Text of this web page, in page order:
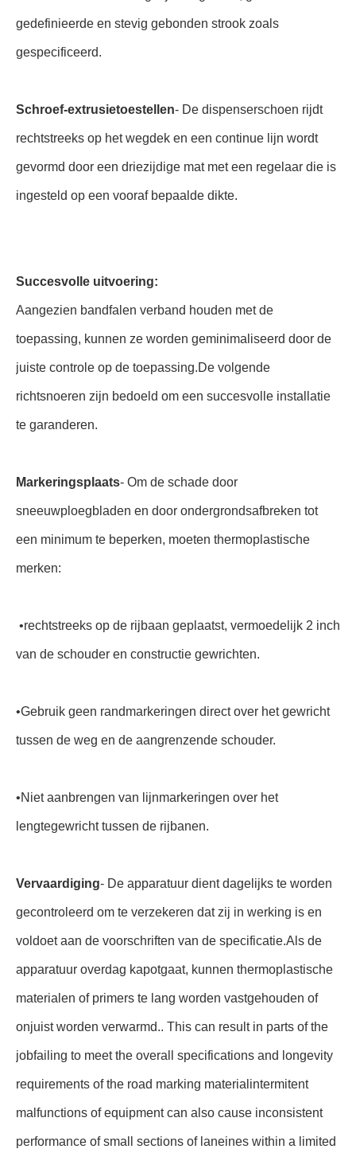
gedefinieerde en stevig gebonden strook zoals
gespecificeerd.
Schroef-extrusietoestellen- De dispenserschoen rijdt
rechtstreeks op het wegdek en een continue lijn wordt
gevormd door een driezijdige mat met een regelaar die is
ingesteld op een vooraf bepaalde dikte.
Succesvolle uitvoering:
Aangezien bandfalen verband houden met de
toepassing, kunnen ze worden geminimaliseerd door de
juiste controle op de toepassing.De volgende
richtsnoeren zijn bedoeld om een succesvolle installatie
te garanderen.
Markeringsplaats- Om de schade door
sneeuwploegbladen en door ondergrondsafbreken tot
een minimum te beperken, moeten thermoplastische
merken:
•rechtstreeks op de rijbaan geplaatst, vermoedelijk 2 inch
van de schouder en constructie gewrichten.
•Gebruik geen randmarkeringen direct over het gewricht
tussen de weg en de aangrenzende schouder.
•Niet aanbrengen van lijnmarkeringen over het
lengtegewricht tussen de rijbanen.
Vervaardiging- De apparatuur dient dagelijks te worden
gecontroleerd om te verzekeren dat zij in werking is en
voldoet aan de voorschriften van de specificatie.Als de
apparatuur overdag kapotgaat, kunnen thermoplastische
materialen of primers te lang worden vastgehouden of
onjuist worden verwarmd.. This can result in parts of the
jobfailing to meet the overall specifications and longevity
requirements of the road marking materialintermitent
malfunctions of equipment can also cause inconsistent
performance of small sections of laneines within a limited